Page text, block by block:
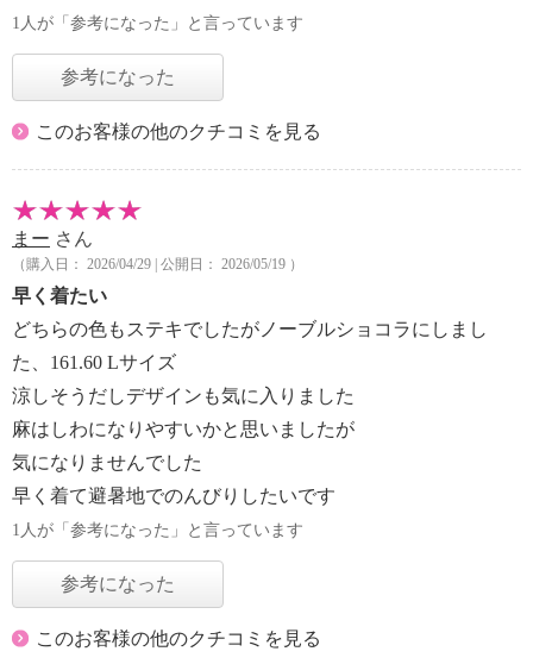
1人が「参考になった」と言っています
参考になった
このお客様の他のクチコミを見る
まー さん
（購入日： 2026/04/29 | 公開日： 2026/05/19 ）
早く着たい
どちらの色もステキでしたがノーブルショコラにしまし
た、161.60 Lサイズ
涼しそうだしデザインも気に入りました
麻はしわになりやすいかと思いましたが
気になりませんでした
早く着て避暑地でのんびりしたいです
1人が「参考になった」と言っています
参考になった
このお客様の他のクチコミを見る